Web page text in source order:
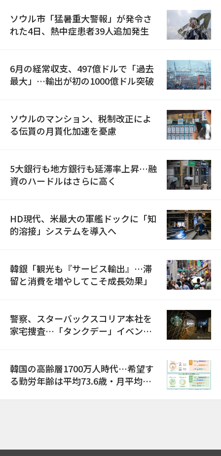
ソウル市「猛暑重大警報」が発令さ
れた4日、熱中症患者39人追加発生
6月の経常収支、497億ドルで「過去
最大」…輸出が初の1000億ドル突破
ソウルのマンション、税制改正によ
る伝貰の月貰化加速を憂慮
5大銀行も地方銀行も延滞率上昇…融
資のハードルはさらに高く
HD現代、米最大の軍艦ドックに「知
的溶接」システムを導入へ
韓銀「観光も『サービス輸出』…滞
留と消費を増やしてこそ成長効果」
警察、スターバックスコリア本社を
家宅捜査…「タンクデー」イベント
韓国の高齢層1700万人時代…希望す
る勤労年齢は平均73.6歳・月平均賃